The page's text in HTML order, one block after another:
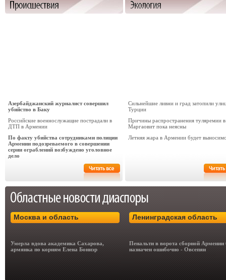
Азербайджанский журналист совершил
убийство в Баку
Российские военнослужащие пострадали в
ДТП в Армении
По факту убийства сотрудниками полиции
Армении подозреваемого в совершении
серии ограблений возбуждено уголовное
дело
Сильнейшие ливни и град затопили
Турции
Причины распространения туляремии в
Маргаовит пока неясны
Летняя жара в Армении будет
Москва и область
Умерла вдова академика Сахарова,
армянка по корням Елена Боннэр
Ленинградская область
Пенальти в ворота сборной
назначен ошибочно - Овсепян